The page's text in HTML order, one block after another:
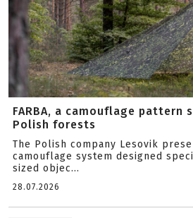
FARBA, a camouflage pattern
Polish forests
The Polish company Lesovik
camouflage system designed
sized objec...
28.07.2026